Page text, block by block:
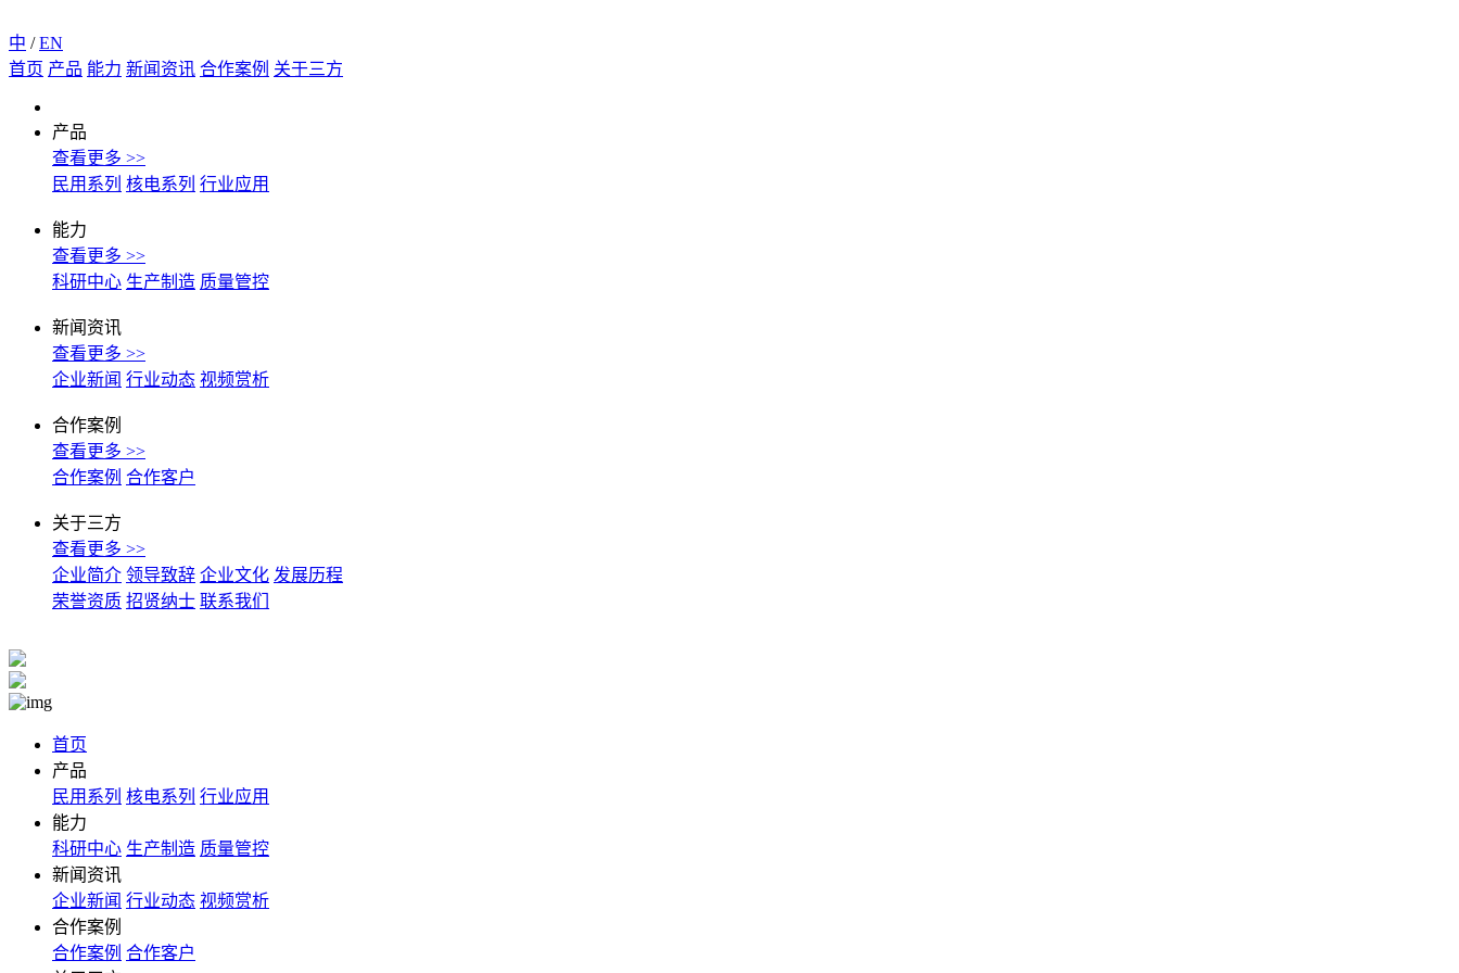
中 /EN
首页 产品 能力 新闻资讯 合作案例 关于三方
产品
查看更多 >>
民用系列 核电系列 行业应用
能力
查看更多 >>
科研中心 生产制造 质量管控
新闻资讯
查看更多 >>
企业新闻 行业动态 视频赏析
合作案例
查看更多 >>
合作案例 合作客户
关于三方
查看更多 >>
企业简介 领导致辞 企业文化 发展历程
荣誉资质 招贤纳士 联系我们
首页
产品
民用系列 核电系列 行业应用
能力
科研中心 生产制造 质量管控
新闻资讯
企业新闻 行业动态 视频赏析
合作案例
合作案例 合作客户